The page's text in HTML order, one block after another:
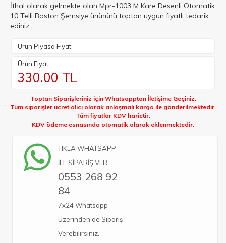
İthal olarak gelmekte olan Mpr-1003 M Kare Desenli Otomatik
10 Telli Baston Şemsiye ürününü toptan uygun fiyatlı tedarik
ediniz.
Ürün Piyasa Fiyat:
Ürün Fiyat:
330.00 TL
Toptan Siparişleriniz için Whatsapptan İletişime Geçiniz.
Tüm siparişler ücret alıcı olarak anlaşmalı kargo ile gönderilmektedir.
Tüm fiyatlar KDV harictir.
KDV ödeme esnasında otomatik olarak eklenmektedir.
TIKLA WHATSAPP
İLE SİPARİŞ VER
0553 268 92
84
7x24 Whatsapp
Üzerinden de Sipariş
Verebilirsiniz.